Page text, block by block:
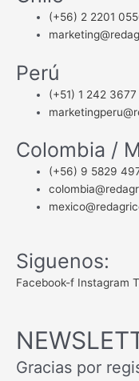
(+56) 2 2201
Perú
(+51) 1 242 3677
Colombia /
(+56) 9 5829
Siguenos:
Facebook-f Instagram
Gracias por